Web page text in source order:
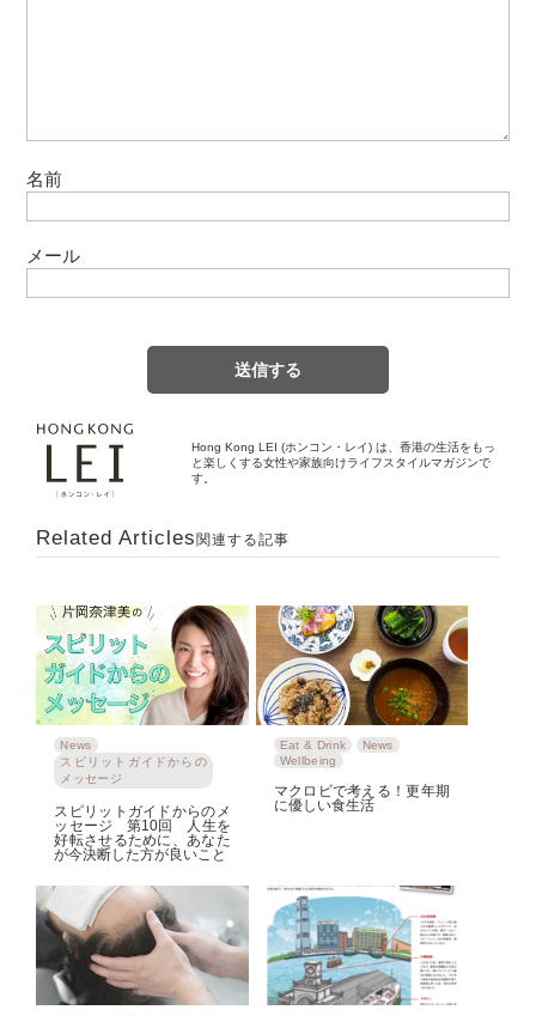
名前
メール
Hong Kong LEI (ホンコン・レイ) は、香港の生活をもっ
と楽しくする女性や家族向けライフスタイルマガジンで
す。
Related Articles関連する記事
News
スピリットガイドからの
メッセージ
スピリットガイドからのメ
ッセージ 第10回 人生を
好転させるために、あなた
が今決断した方が良いこと
Eat & Drink
News
Wellbeing
マクロビで考える！更年期
に優しい食生活